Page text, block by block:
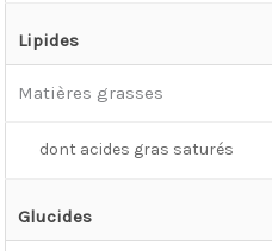
Lipides
Matières grasses
dont acides gras saturés
Glucides